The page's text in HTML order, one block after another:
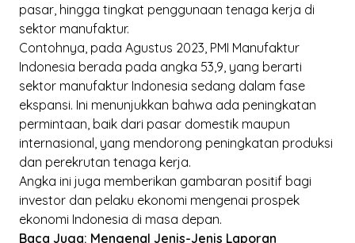
pasar, hingga tingkat penggunaan tenaga kerja di
sektor manufaktur.
Contohnya, pada Agustus 2023, PMI Manufaktur
Indonesia berada pada angka 53,9, yang berarti
sektor manufaktur Indonesia sedang dalam fase
ekspansi. Ini menunjukkan bahwa ada peningkatan
permintaan, baik dari pasar domestik maupun
internasional, yang mendorong peningkatan produksi
dan perekrutan tenaga kerja.
Angka ini juga memberikan gambaran positif bagi
investor dan pelaku ekonomi mengenai prospek
ekonomi Indonesia di masa depan.
Baca Juga: Mengenal Jenis-Jenis Laporan